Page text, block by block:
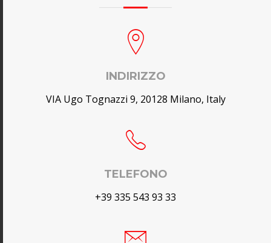
INDIRIZZO
VIA Ugo Tognazzi 9, 20128 Milano, Italy
TELEFONO
+39 335 543 93 33